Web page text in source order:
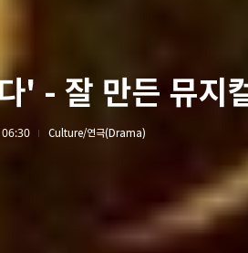
' - 잘 만든 뮤지
Culture/연극(Drama)